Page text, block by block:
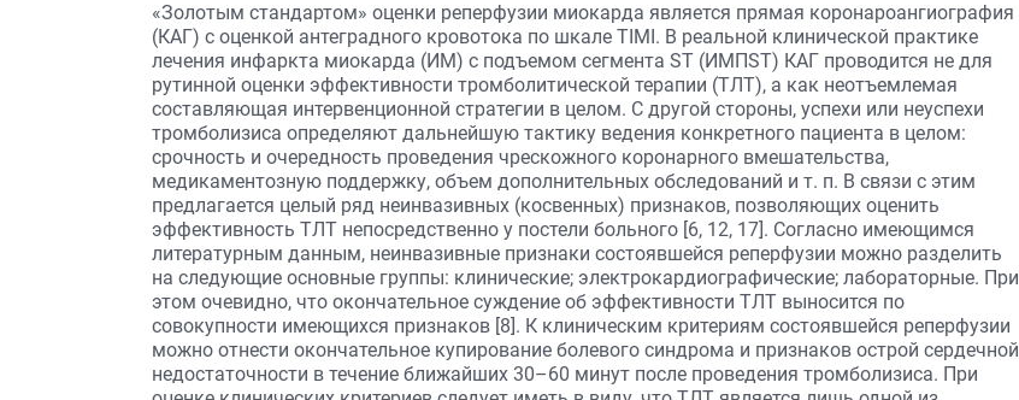
«Золотым стандартом» оценки реперфузии миокарда является прямая коронароангиография
(КАГ) с оценкой антеградного кровотока по шкале TIMI. В реальной клинической практике
лечения инфаркта миокарда (ИМ) с подъемом сегмента ST (ИМПST) КАГ проводится не для
рутинной оценки эффективности тромболитической терапии (ТЛТ), а как неотъ­емлемая
составляющая интервенционной стратегии в целом. С другой стороны, успехи или неуспехи
тромболизиса определяют дальнейшую тактику ведения конкретного пациента в целом:
срочность и очередность проведения чрескожного коронарного вмешательства,
медикаментозную поддержку, объем дополнительных обследований и т. п. В связи с этим
предлагается целый ряд неинвазивных (косвенных) признаков, позволяющих оценить
эффективность ТЛТ непосредственно у постели больного [6, 12, 17]. Согласно имеющимся
литературным данным, неинвазивные признаки состоявшейся реперфузии можно разделить
на следующие основные группы: клинические; электрокардиографические; лабораторные. При
этом очевидно, что окончательное суждение об эффективности ТЛТ выносится по
совокупности имеющихся признаков [8]. К клиническим критериям состоявшейся реперфузии
можно отнести окончательное купирование болевого синдрома и признаков острой сердечной
недостаточности в течение ближайших 30–60 минут после проведения тромболизиса. При